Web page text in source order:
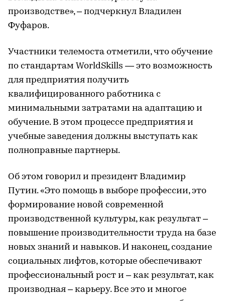
производстве», – подчеркнул Владилен
Фуфаров.
Участники телемоста отметили, что обучение
по стандартам WorldSkills — это возможность
для предприятия получить
квалифицированного работника с
минимальными затратами на адаптацию и
обучение. В этом процессе предприятия и
учебные заведения должны выступать как
полноправные партнеры.
Об этом говорил и президент Владимир
Путин. «Это помощь в выборе профессии, это
формирование новой современной
производственной культуры, как результат –
повышение производительности труда на базе
новых знаний и навыков. И наконец, создание
социальных лифтов, которые обеспечивают
профессиональный рост и – как результат, как
производная – карьеру. Все это и многое